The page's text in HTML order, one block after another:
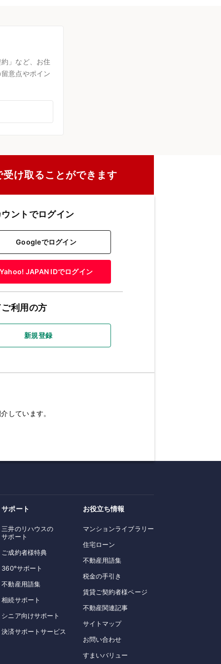
」など、お住
意点やポイン
け取ることができます
ントでログイン
Googleでログイン
Yahoo! JAPAN IDでログイン
利用の方
新規登録
しています。
サポート
三井のリハウスの
サポート
ご成約者様特典
360°サポート
不動産用語集
相続サポート
シニア向けサポート
決済サポートサービス
お役立ち情報
マンションライブラリー
住宅ローン
不動産用語集
税金の手引き
賃貸ご契約者様ページ
不動産関連記事
サイトマップ
お問い合わせ
すまいバリュー